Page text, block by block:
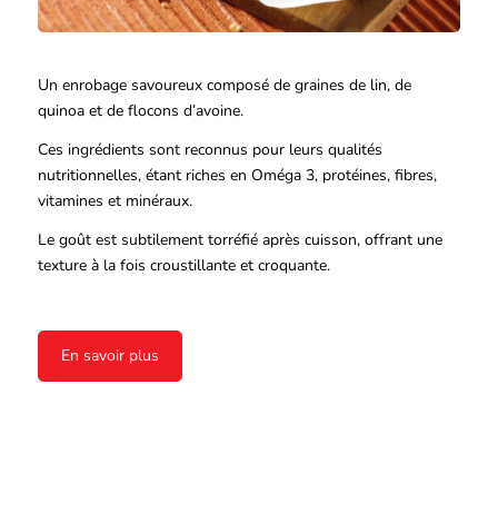
Un enrobage savoureux composé de graines de lin, de
quinoa et de flocons d’avoine.
Ces ingrédients sont reconnus pour leurs qualités
nutritionnelles, étant riches en Oméga 3, protéines, fibres,
vitamines et minéraux.
Le goût est subtilement torréfié après cuisson, offrant une
texture à la fois croustillante et croquante.
En savoir plus